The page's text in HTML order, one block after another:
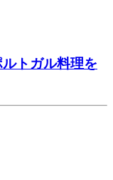
トガル料理を